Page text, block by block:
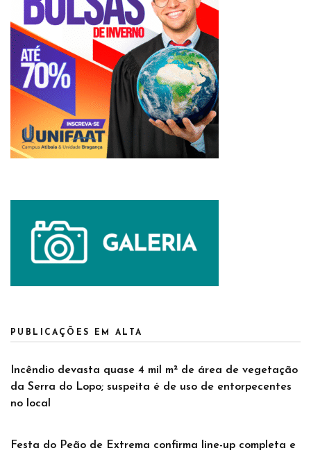
PUBLICAÇÕES EM ALTA
Incêndio devasta quase 4 mil m² de área de vegetação
da Serra do Lopo; suspeita é de uso de entorpecentes
no local
Festa do Peão de Extrema confirma line-up completa e